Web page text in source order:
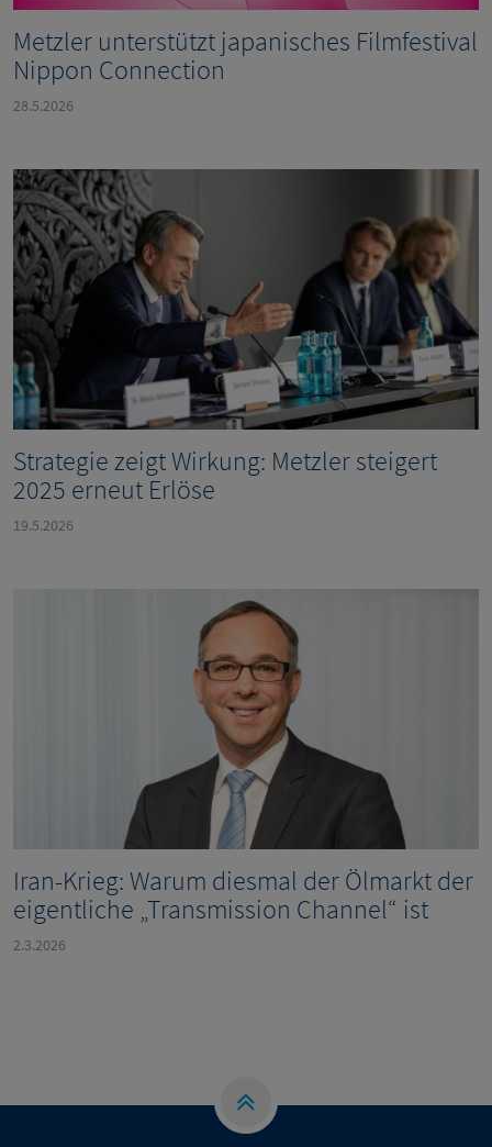
Metzler unterstützt japanisches Filmfestival
Nippon Connection
28.5.2026
Strategie zeigt Wirkung: Metzler steigert
2025 erneut Erlöse
19.5.2026
Iran-Krieg: Warum diesmal der Ölmarkt der
eigentliche „Transmission Channel“ ist
2.3.2026